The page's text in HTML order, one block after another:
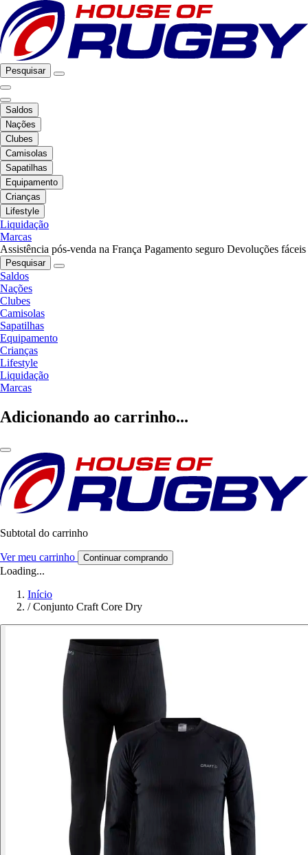
Pesquisar
Saldos
Nações
Clubes
Camisolas
Sapatilhas
Equipamento
Crianças
Lifestyle
Liquidação
Marcas
Assistência pós-venda na França Pagamento seguro Devoluções fáceis
Pesquisar
Saldos
Nações
Clubes
Camisolas
Sapatilhas
Equipamento
Crianças
Lifestyle
Liquidação
Marcas
Adicionando ao carrinho...
Subtotal do carrinho
Ver meu carrinho Continuar comprando
Loading...
Início
/ Conjunto Craft Core Dry